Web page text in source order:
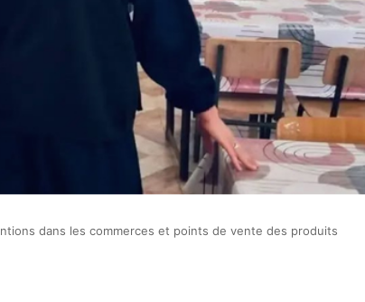
dans les commerces et points de vente des produits